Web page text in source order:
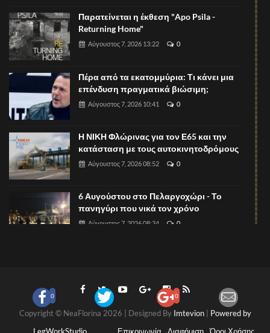
0 0
Παρατείνεται η έκθεση "Apo Psila -
Returning Home"
Αύγουστος 7, 2026 13:22 0
Πέρα από τα εκατομμύρια: Τι κάνει μια
επένδυση πραγματικά βιώσιμη;
Αύγουστος 7, 2026 10:41 0
Η ΝΙΚΗ Φλώρινας για τον Ε65 και την
κατάσταση με τους αυτοκινητοδρόμους
Αύγουστος 7, 2026 08:52 0
6 Αυγούστου στο Πελαργοχώρι - Το
πανηγύρι που νικά τον χρόνο
Αύγουστος 7, 2026 08:34 0
Αύγουστος 7, 2026 08:31 0
Α.Σ. Αμύντας Αμυνταίου: Ενημερωτικό
δελτίο τύπου ενόψει της τακτικής
Copyright © NeaFlorina 2026 | Designed By Imtevion| Powered by